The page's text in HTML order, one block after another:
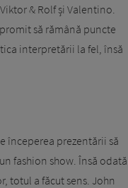
& Rolf și Valentino.
să rămână puncte
interpretării la fel, însă
începerea prezentării să
fashion show. Însă odată
totul a făcut sens. John